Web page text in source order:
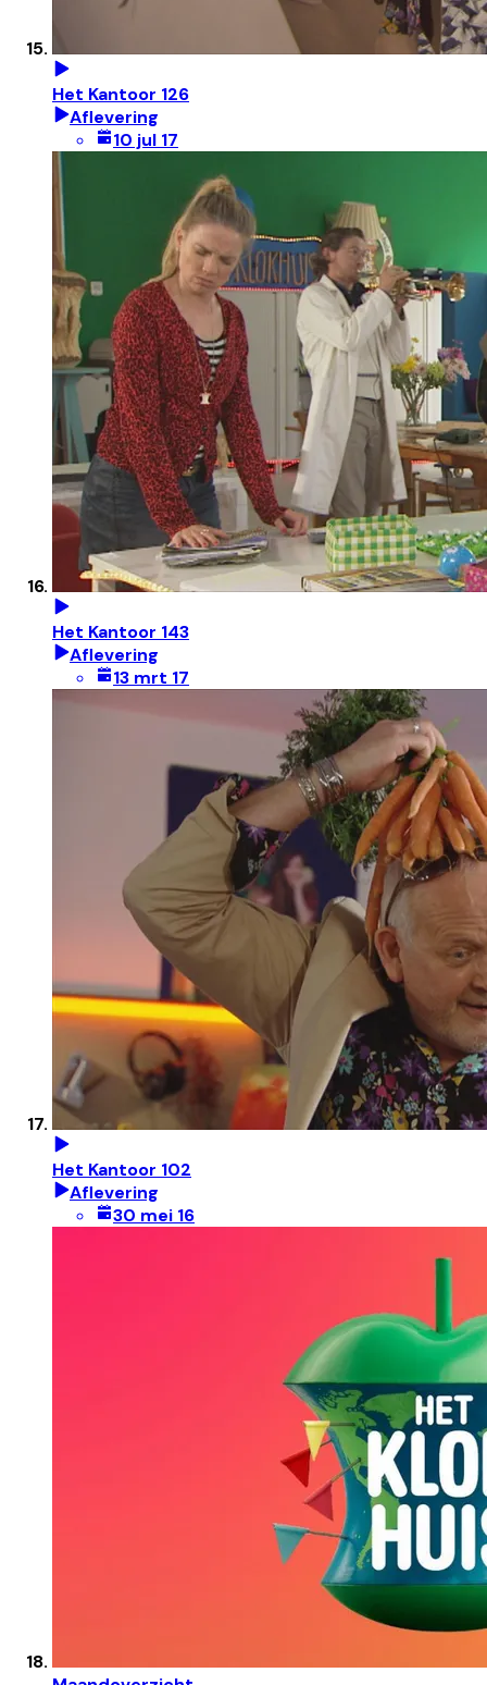
Het Kantoor 126
Aflevering
10 jul 17
Het Kantoor 143
Aflevering
13 mrt 17
Het Kantoor 102
Aflevering
30 mei 16